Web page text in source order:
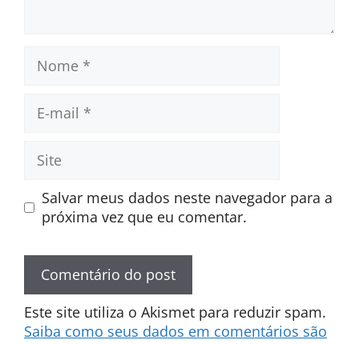
mail
Site
Salvar meus dados neste navegador para a
próxima vez que eu comentar.
Este site utiliza o Akismet para reduzir spam.
Saiba como seus dados em comentários são